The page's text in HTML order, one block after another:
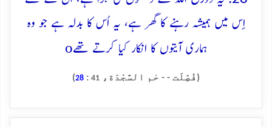
اِس میں ہمیشہ رہنے کا گھر ہے، یہ اُس کا بدلہ ہے جو وہ
ہماری آیتوں کا انکار کیا کرتے تھےo
(فُصِّلَت - - حٰم السَّجْدَة، 41
:
28
)